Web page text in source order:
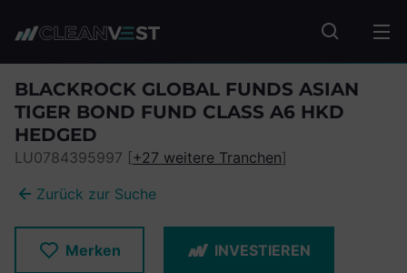
Fonds
BLACKROCK GLOBAL FUNDS ASIAN
TIGER BOND FUND CLASS A6 HKD
HEDGED
LU0784395997 [+27 weitere Tranchen]
Zurück zur Suche
Merken INVESTIEREN